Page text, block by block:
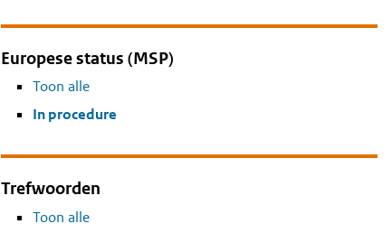
Europese status (MSP)
Toon alle
In procedure
Trefwoorden
Toon alle